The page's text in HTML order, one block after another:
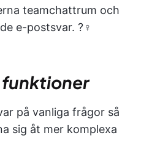
teamchattrum och
e-postsvar. ?‍♀️
funktioner
på vanliga frågor så
sig åt mer komplexa